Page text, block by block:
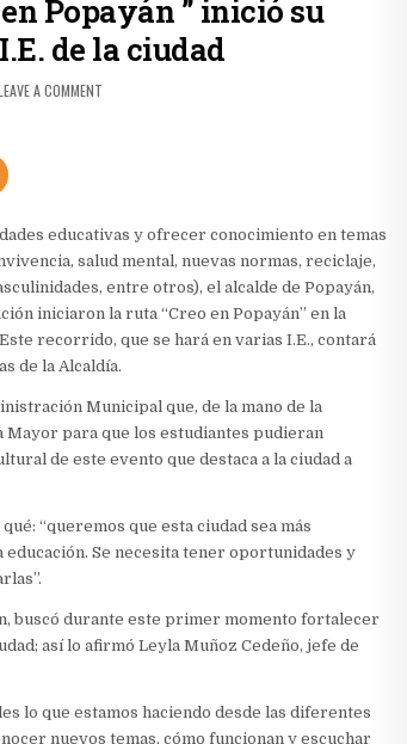
Popayán ” inició su
de la ciudad
A COMMENTON
”
INICIÓ
SU
RECORRIDO
POR
LAS
I.E.
DE
CIUDAD
educativas y ofrecer conocimiento en temas
salud mental, nuevas normas, reciclaje,
entre otros), el alcalde de Popayán,
iniciaron la ruta “Creo en Popayán” en la
recorrido, que se hará en varias I.E., contará
de la Alcaldía.
Municipal que, de la mano de la
Mayor para que los estudiantes pudieran
de este evento que destaca a la ciudad a
“queremos que esta ciudad sea más
Se necesita tener oportunidades y
buscó durante este primer momento fortalecer
así lo afirmó Leyla Muñoz Cedeño, jefe de
lo que estamos haciendo desde las diferentes
nuevos temas, cómo funcionan y escuchar